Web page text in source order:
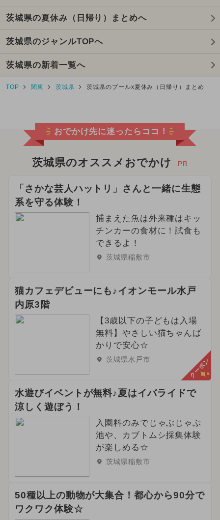
茨城県の夏休み（日帰り）まとめへ
茨城県のジャンルTOPへ
茨城県の新着一覧へ
TOP 関東 茨城県 茨城県のプールx夏休み（日帰り）まとめ
おでかけ先に迷ったらココ！
茨城県のオススメおでかけ PR
「さかな芸人ハットリ」さんと一緒に生態
系を守る体験！
捕まえた魚は外来種はキッ
チンカーの食材に！試食も
できるよ！
茨城県稲敷市
猫カフェデビューにも♪イオンモール水戸
内原3階
【3歳以下の子どもは入場
無料】やさしい猫ちゃんば
かりで安心☆
茨城県水戸市 クーポン
水遊びイベントが無料♪夏はイバライドで
涼しく遊ぼう！
入園料のみでじゃぶじゃぶ
池や、カブトムシ採集体験
が楽しめる☆
茨城県稲敷市
50種以上の動物が大集合！都心から90分で
ワクワク体験☆